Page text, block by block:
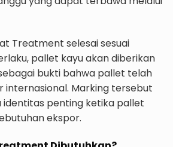
Treatment selesai sesuai
pallet kayu akan diberikan
bukti bahwa pallet telah
internasional. Marking tersebut
identitas penting ketika pallet
ekspor.